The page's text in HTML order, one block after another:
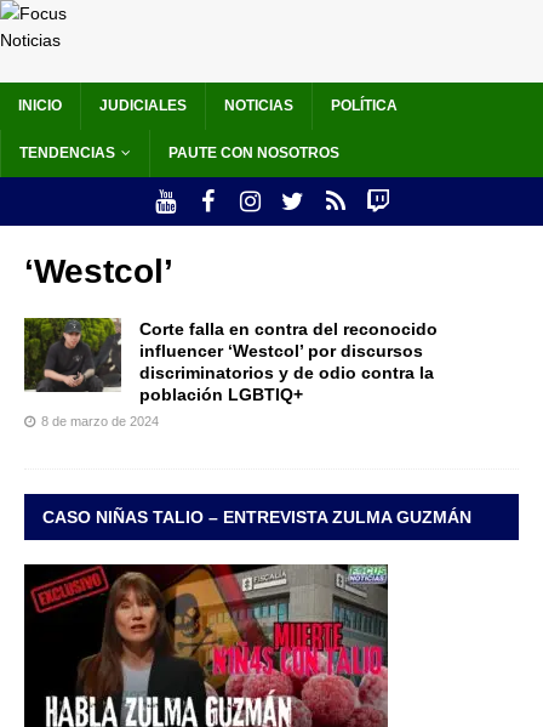
INICIO JUDICIALES NOTICIAS POLÍTICA
TENDENCIAS PAUTE CON NOSOTROS
‘Westcol’
Corte falla en contra del reconocido
influencer ‘Westcol’ por discursos
discriminatorios y de odio contra la
población LGBTIQ+
8 de marzo de 2024
CASO NIÑAS TALIO – ENTREVISTA ZULMA GUZMÁN